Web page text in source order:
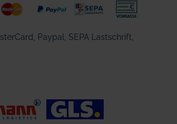
Paypal, SEPA Lastschrift,